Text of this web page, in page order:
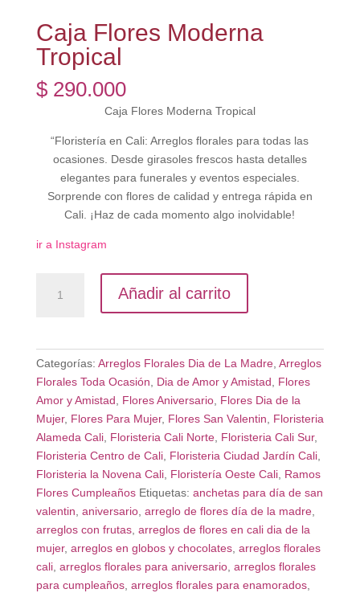
Caja Flores Moderna
Tropical
$290.000
Caja Flores Moderna Tropical
“Floristería en Cali: Arreglos florales para todas las
ocasiones. Desde girasoles frescos hasta detalles
elegantes para funerales y eventos especiales.
Sorprende con flores de calidad y entrega rápida en
Cali. ¡Haz de cada momento algo inolvidable!
ir a Instagram
Flores
Añadir al carrito
Categorías: Arreglos Florales Dia de La Madre, Arreglos
Florales Toda Ocasión, Dia de Amor y Amistad, Flores
Amor y Amistad, Flores Aniversario, Flores Dia de la
Mujer, Flores Para Mujer, Flores San Valentin, Floristeria
Alameda Cali, Floristeria Cali Norte, Floristeria Cali Sur,
Floristeria Centro de Cali, Floristeria Ciudad Jardín Cali,
Floristeria la Novena Cali, Floristería Oeste Cali, Ramos
Flores Cumpleaños Etiquetas: anchetas para día de san
valentin, aniversario, arreglo de flores día de la madre,
arreglos con frutas, arreglos de flores en cali dia de la
mujer, arreglos en globos y chocolates, arreglos florales
cali, arreglos florales para aniversario, arreglos florales
para cumpleaños, arreglos florales para enamorados,